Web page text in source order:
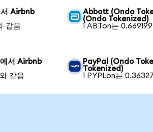
Airbnb
같음
Abbott (Ondo
(Ondo Tokenized)
1 ABTon는
서 Airbnb
같음
PayPal (Ondo
Tokenized)
1 PYPLon는